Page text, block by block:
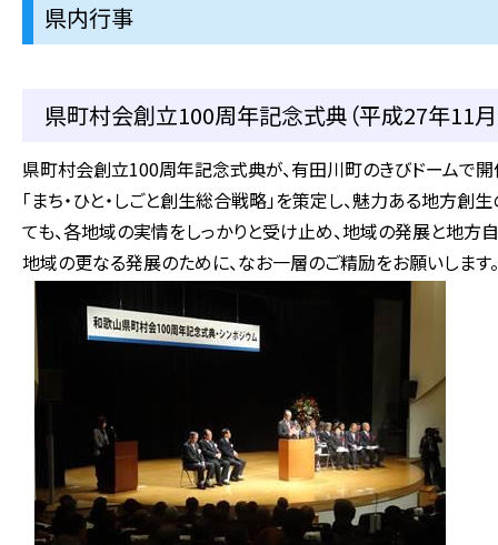
県内行事
県町村会創立100周年記念式典（平成27年11月
県町村会創立100周年記念式典が、有田川町のきびドームで開
「まち・ひと・しごと創生総合戦略」を策定し、魅力ある地方
ても、各地域の実情をしっかりと受け止め、地域の発展と地方
地域の更なる発展のために、なお一層のご精励をお願いします